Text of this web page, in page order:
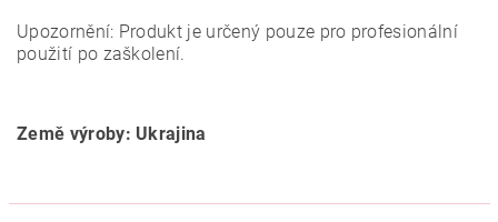
Upozornění: Produkt je určený pouze pro profesionální
použití po zaškolení.
Země výroby: Ukrajina